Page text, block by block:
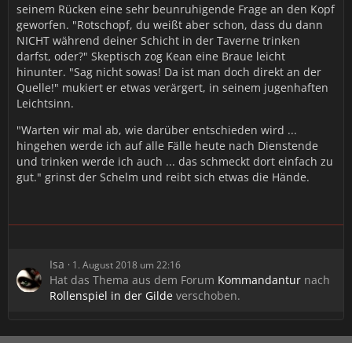
seinem Rücken eine sehr beunruhigende Frage an den Kopf
geworfen. "Rotschopf, du weißt aber schon, dass du dann
NICHT während deiner Schicht in der Taverne trinken
darfst, oder?" Skeptisch zog Kean eine Braue leicht
hinunter. "Sag nicht sowas! Da ist man doch direkt an der
Quelle!" mukiert er etwas verärgert, in seinem jugenhaften
Leichtsinn.
"Warten wir mal ab, wie darüber entschieden wird ...
hingehen werde ich auf alle Fälle heute nach Dienstende
und trinken werde ich auch ... das schmeckt dort einfach zu
gut." grinst der Schelm und reibt sich etwas die Hände.
Isa 1. August 2018 um 22:16
Hat das Thema aus dem Forum Kommandantur nach
Rollenspiel in der Gilde verschoben.